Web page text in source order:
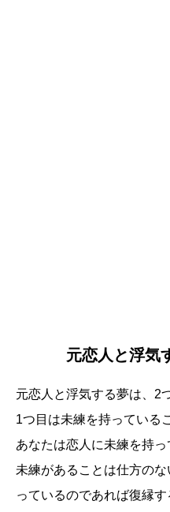
元恋人と浮気
元恋人と浮気する夢は、2
1つ目は未練を持っている
あなたは恋人に未練を持っ
未練があることは仕方の
っているのであれば復縁